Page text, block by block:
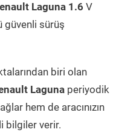
Laguna 1.6 V
güvenli sürüş
biri olan
Laguna periyodik
hem de aracınızın
bilgiler verir.